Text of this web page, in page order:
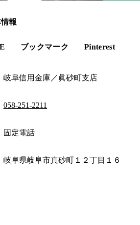
情報
ブックマーク Pinterest
岐阜信用金庫／眞砂町支店
058-251-2211
固定電話
岐阜県岐阜市真砂町１２丁目１６